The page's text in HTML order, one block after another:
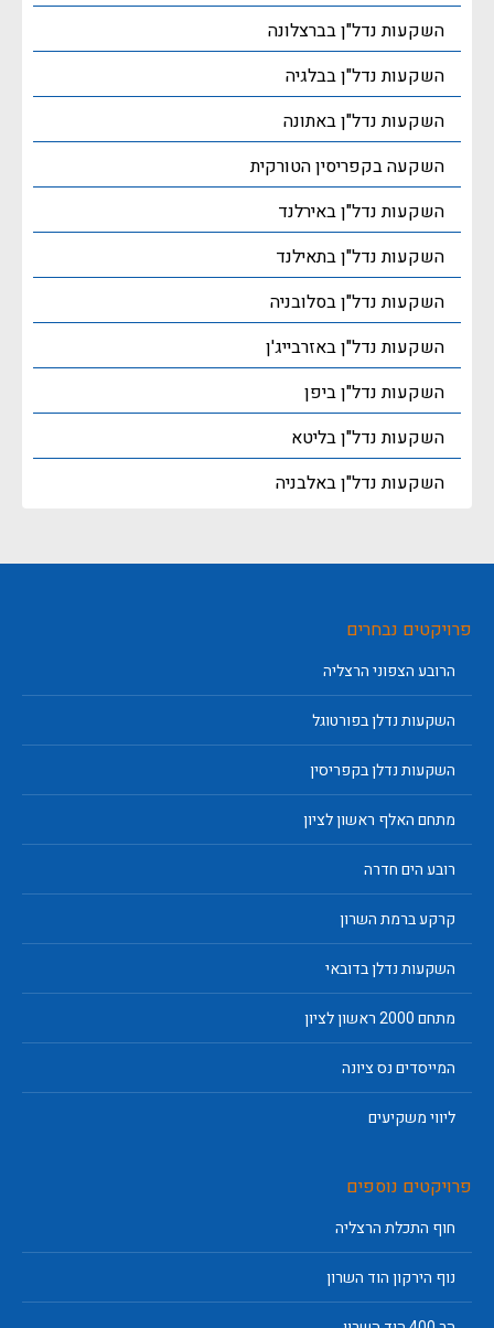
השקעות נדל"ן בברצלונה
השקעות נדל"ן בבלגיה
השקעות נדל"ן באתונה
השקעה בקפריסין הטורקית
השקעות נדל"ן באירלנד
השקעות נדל"ן בתאילנד
השקעות נדל"ן בסלובניה
השקעות נדל"ן באזרבייג'ן
השקעות נדל"ן ביפן
השקעות נדל"ן בליטא
השקעות נדל"ן באלבניה
פרויקטים נבחרים
הרובע הצפוני הרצליה
השקעות נדלן בפורטוגל
השקעות נדלן בקפריסין
מתחם האלף ראשון לציון
רובע הים חדרה
קרקע ברמת השרון
השקעות נדלן בדובאי
מתחם 2000 ראשון לציון
המייסדים נס ציונה
ליווי משקיעים
פרויקטים נוספים
חוף התכלת הרצליה
נוף הירקון הוד השרון